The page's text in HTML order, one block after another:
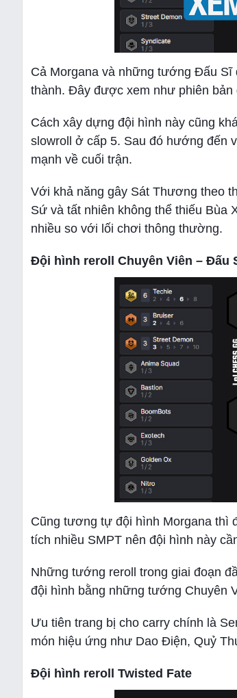
Cả Morgana và những tướng Đấu
thành. Đây được xem như phiên bản
Cách xây dựng đội hình này cũng
slowroll ở cấp 5. Sau đó hướng đến
mạnh về cuối trận.
Với khả năng gây Sát Thương theo
Sứ và tất nhiên không thể thiếu Bùa
nhiều so với lối chơi thông thường.
Đội hình reroll Chuyên Viên – Đấu
Cũng tương tự đội hình Morgana thì
tích nhiều SMPT nên đội hình này
Những tướng reroll trong giai đoạn
đội hình bằng những tướng Chuyên
Ưu tiên trang bị cho carry chính là
món hiệu ứng như Dao Điện, Quỷ
Đội hình reroll Twisted Fate